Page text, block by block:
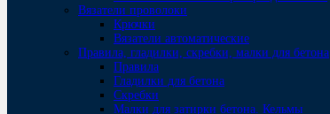
Вязатели проволоки
Крючки
Вязатели автоматические
Правила, гладилки, скребки, малки для бетона
Правила
Гладилки для бетона
Скребки
Малки для затирки бетона. Кельмы